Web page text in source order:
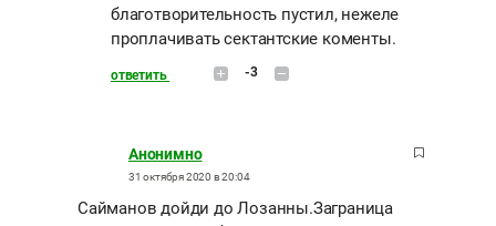
благотворительность пустил, нежеле
проплачивать сектантские коменты.
ответить -3
Анонимно
31 октября 2020 в 20:04
Сайманов дойди до Лозанны.Заграница